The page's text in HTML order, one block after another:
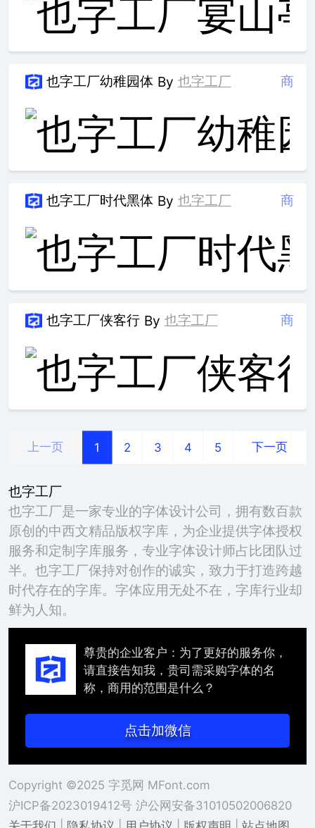
也字工厂幼稚园体 By 也字工厂 商
也字工厂时代黑体 By 也字工厂 商
也字工厂侠客行 By 也字工厂 商
上一页 1 2 3 4 5 下一页
也字工厂
也字工厂是一家专业的字体设计公司，拥有数百款
原创的中西文精品版权字库，为企业提供字体授权
服务和定制字库服务，专业字体设计师占比团队过
半。也字工厂保持对创作的诚实，致力于打造跨越
时代存在的字库。字体应用无处不在，字库行业却
鲜为人知。
尊贵的企业客户：为了更好的服务你，
请直接告知我，贵司需采购字体的名
称，商用的范围是什么？
点击加微信
Copyright ©2025 字觅网 MFont.com
沪ICP备2023019412号 沪公网安备31010502006820